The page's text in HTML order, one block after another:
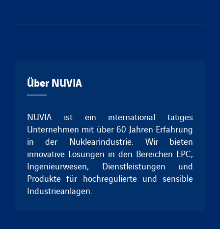
Über NUVIA
NUVIA ist ein international tätiges
Unternehmen mit über 60 Jahren Erfahrung
in der Nuklearindustrie. Wir bieten
innovative Lösungen in den Bereichen EPC,
Ingenieurwesen, Dienstleistungen und
Produkte für hochregulierte und sensible
Industrieanlagen.